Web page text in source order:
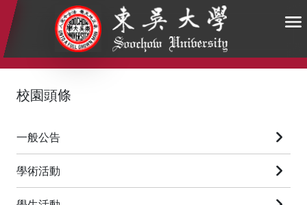
:::
校園頭條
一般公告
學術活動